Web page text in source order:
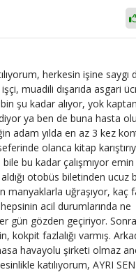
herkesin işine saygı
işçi, muadili dışarıda asgari
şu kadar alıyor, yok
ya ben de buna hasta
adam yılda en az 3 kez
olanca kitap
bile bu kadar çalışmıyor
otobüs biletinden ucuz
manyaklarla uğraşıyor, kaç
acil durumlarında ne
gün gözden geçiriyor.
kokpit fazlalığı varmış.
havayolu şirketi olmaz
katılıyorum, AYRI